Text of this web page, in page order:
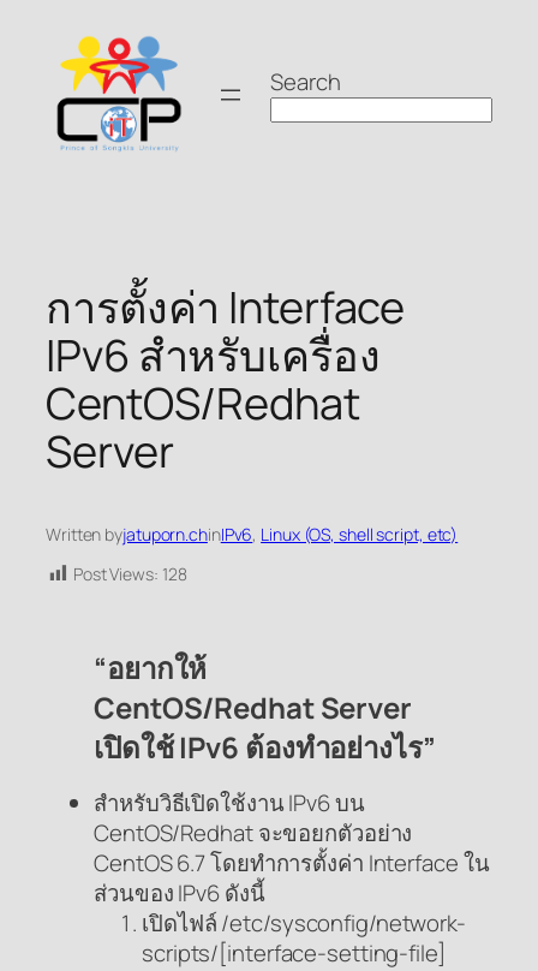
content
Search
การตั้งค่า Interface
IPv6 สำหรับเครื่อง
CentOS/Redhat
Server
Written byjatuporn.chinIPv6, Linux (OS, shell script, etc)
Post Views: 128
“อยากให้
CentOS/Redhat Server
เปิดใช้ IPv6 ต้องทำอย่างไร”
สำหรับวิธีเปิดใช้งาน IPv6 บน
CentOS/Redhat จะขอยกตัวอย่าง
CentOS 6.7 โดยทำการตั้งค่า Interface ใน
ส่วนของ IPv6 ดังนี้
เปิดไฟล์ /etc/sysconfig/network-
scripts/[interface-setting-file]